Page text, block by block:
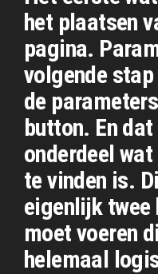
het plaatsen
pagina.
volgende
de
button. En
onderdeel
te vinden is.
eigenlijk twee
moet voeren
helemaal